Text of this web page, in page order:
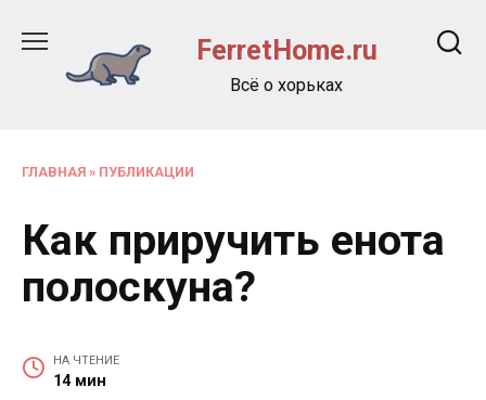
содержанию
FerretHome.ru
Всё о хорьках
ГЛАВНАЯ » ПУБЛИКАЦИИ
Как приручить енота
полоскуна?
НА ЧТЕНИЕ
14 мин